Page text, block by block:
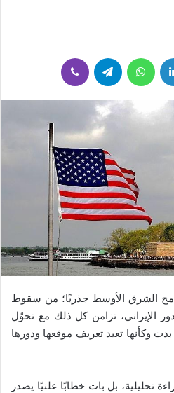
لينكدإن واتساب تيلقرام
تغيّرت ملامح الشرق الأوسط جذريًا؛ من سقوط
الإيراني، تزامن كل ذلك مع تحوّل
وكأنها تعيد تعريف موقعها ودورها
تحليلية، بل بات خطابًا علنيًا يصدر